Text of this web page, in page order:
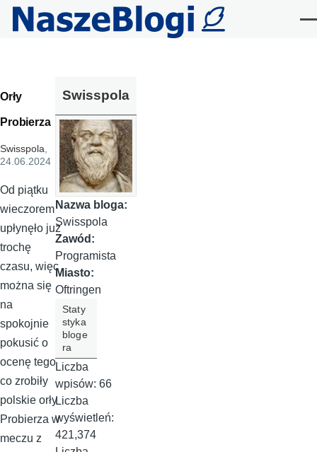
Przejdź do treści
Orły
Probierza
Swisspola,
24.06.2024
Od piątku
wieczorem
upłynęło już
trochę
czasu, więc
można się
na
spokojnie
pokusić o
ocenę tego
co zrobiły
polskie orły
Probierza w
meczu z
Swisspola
Nazwa bloga:
Swisspola
Zawód:
Programista
Miasto:
Oftringen
Staty
styka
bloge
ra
Liczba
wpisów: 66
Liczba
wyświetleń:
421,374